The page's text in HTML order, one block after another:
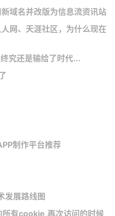
域名并改版为信息流资讯站
网、天涯社区，为什么现在
究还是输给了时代...
制作平台推荐
发展路线图
有cookie,再次访问的时候